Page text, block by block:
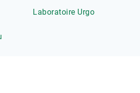
Laboratoire Urgo